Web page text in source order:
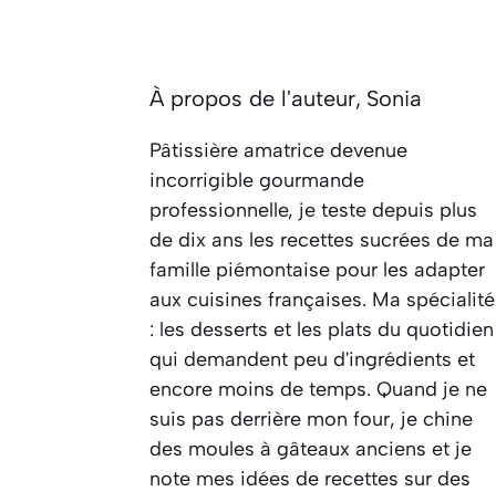
À propos de l'auteur, Sonia
Pâtissière amatrice devenue
incorrigible gourmande
professionnelle, je teste depuis plus
de dix ans les recettes sucrées de ma
famille piémontaise pour les adapter
aux cuisines françaises. Ma spécialité
: les desserts et les plats du quotidien
qui demandent peu d'ingrédients et
encore moins de temps. Quand je ne
suis pas derrière mon four, je chine
des moules à gâteaux anciens et je
note mes idées de recettes sur des